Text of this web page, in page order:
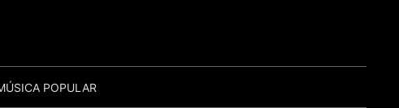
POPULAR